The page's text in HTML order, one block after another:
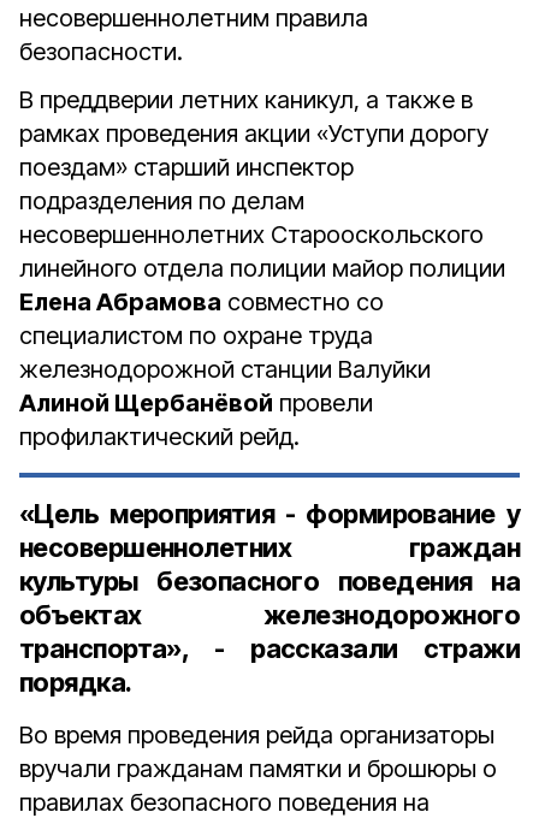
несовершеннолетним правила
безопасности.
В преддверии летних каникул, а также в
рамках проведения акции «Уступи дорогу
поездам» старший инспектор
подразделения по делам
несовершеннолетних Старооскольского
линейного отдела полиции майор полиции
Елена Абрамова совместно со
специалистом по охране труда
железнодорожной станции Валуйки
Алиной Щербанёвой провели
профилактический рейд.
«Цель мероприятия - формирование у
несовершеннолетних граждан
культуры безопасного поведения на
объектах железнодорожного
транспорта», - рассказали стражи
порядка.
Во время проведения рейда организаторы
вручали гражданам памятки и брошюры о
правилах безопасного поведения на